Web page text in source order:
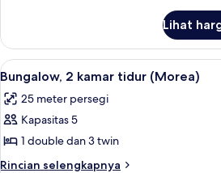
Bungalow,
kamar
tidur
(Atlântico)
Lihat
Lihat
semua
foto
untuk
Bungalow,
2
5
Bungalow, 2 kamar tidur (Morea)
25 meter persegi
Kapasitas 5
1 double dan 3 twin
Rincian selengkapnya
Rincian